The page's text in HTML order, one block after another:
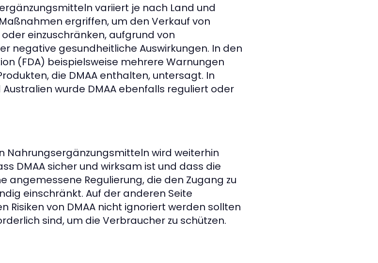
variiert je nach Land und
ergriffen, um den Verkauf von
einzuschränken, aufgrund von
negative gesundheitliche Auswirkungen. In den
(FDA) beispielsweise mehrere Warnungen
die DMAA enthalten, untersagt. In
wurde DMAA ebenfalls reguliert oder
Nahrungsergänzungsmitteln wird weiterhin
DMAA sicher und wirksam ist und dass die
angemessene Regulierung, die den Zugang zu
einschränkt. Auf der anderen Seite
Risiken von DMAA nicht ignoriert werden sollten
sind, um die Verbraucher zu schützen.